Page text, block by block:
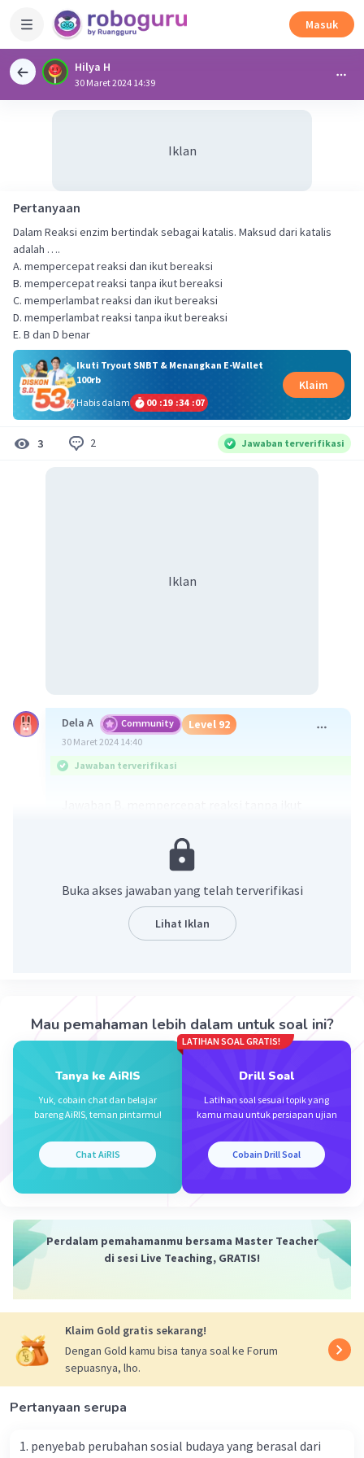
Masuk
Hilya H
30 Maret 2024 14:39
Iklan
Pertanyaan
Dalam Reaksi enzim bertindak sebagai katalis. Maksud dari katalis
adalah ….
A. mempercepat reaksi dan ikut bereaksi
B. mempercepat reaksi tanpa ikut bereaksi
C. memperlambat reaksi dan ikut bereaksi
D. memperlambat reaksi tanpa ikut bereaksi
E. B dan D benar
Ikuti Tryout SNBT & Menangkan E-Wallet
100rb
Habis dalam
00 :19 :34 :06
Klaim
3 2 Jawaban terverifikasi
Iklan
Dela A Community Level 92
30 Maret 2024 14:40
Jawaban terverifikasi
Enzim berperan sebagai katalis artinya mampu
mempercepat reaksi dengan cara
menurunkan energi aktivasitanpa ikut bereaksi,
sehingga enzim dapat digunakan kembaliuntuk
Community Level 25
30 Maret 2024 14:47
B
Beri Rating·0.0(0 Balas
Buka akses jawaban yang telah terverifikasi
Lihat Iklan
Mau pemahaman lebih dalam untuk soal ini?
Tanya ke AiRIS
Yuk, cobain chat dan belajar
bareng AiRIS, teman pintarmu!
Chat AiRIS
LATIHAN SOAL GRATIS!
Drill Soal
Latihan soal sesuai topik yang
kamu mau untuk persiapan ujian
Cobain Drill Soal
Perdalam pemahamanmu bersama Master Teacher
di sesi Live Teaching, GRATIS!
Klaim Gold gratis sekarang!
Dengan Gold kamu bisa tanya soal ke Forum
sepuasnya, lho.
Pertanyaan serupa
1. penyebab perubahan sosial budaya yang berasal dari